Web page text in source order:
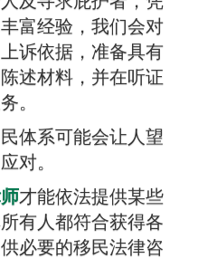
富经验，我们会对
诉依据，准备具有
述材料，并在听证
。
体系可能会让人望
对。
才能依法提供某些
有人都符合获得各
必要的移民法律咨